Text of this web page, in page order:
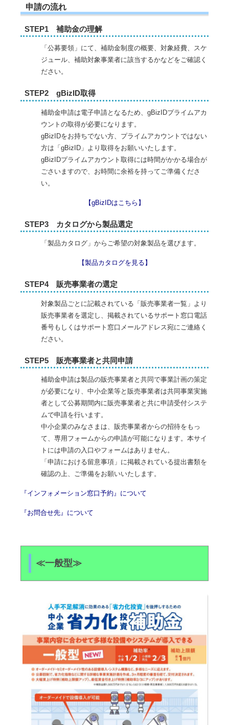
申請の流れ
STEP1 補助金の理解
「公募要領」にて、補助金制度の概要、対象経費、スケ
ジュール、補助対象事業者に該当するかなどをご確認く
ださい。
STEP2 gBizID取得
補助金申請は電子申請となるため、gBizIDプライムアカ
ウントの取得が必要になります。
gBizIDをお持ちでない方、プライムアカウントではない
方は「gBizID」より取得をお願いいたします。
gBizIDプライムアカウント取得には時間がかかる場合が
ごさいますので、お時間に余裕を持ってご準備くださ
い。
【gBizIDはこちら】
STEP3 カタログから製品選定
「製品カタログ」からご希望の対象製品を選びます。
【製品カタログを見る】
STEP4 販売事業者の選定
対象製品ごとに記載されている「販売事業者一覧」より
販売事業者を選定し、掲載されているサポート窓口電話
番号もしくはサポート窓口メールアドレス宛にご連絡く
ださい。
STEP5 販売事業者と共同申請
補助金申請は製品の販売事業者と共同で事業計画の策定
が必要になり、中小企業等と販売事業者は共同事業実施
者として公募期間内に販売事業者と共に申請受付システ
ムで申請を行います。
中小企業のみなさまは、販売事業者からの招待をもっ
て、専用フォームからの申請が可能になります。本サイ
トには申請の入口やフォームはありません。
「申請における留意事項」に掲載されている提出書類を
確認の上、ご準備をお願いいたします。
『インフォメーション窓口予約』について
『お問合せ先』について
≪一般型≫